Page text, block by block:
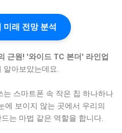
미래 전망 분석
근원! '와이드 TC 본더' 라인업
알아보았는데요.
스마트폰 속 작은 칩 하나하나
에 보이지 않는 곳에서 우리의
는 마법 같은 역할을 합니다.